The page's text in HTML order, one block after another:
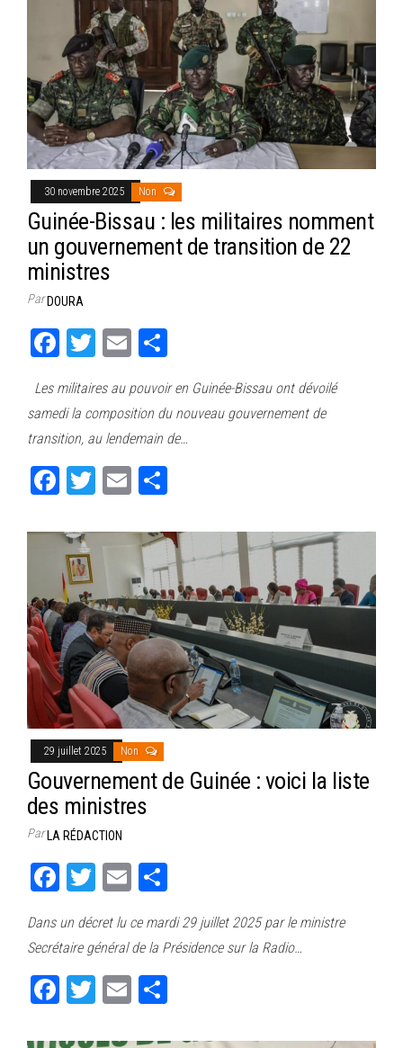
30 novembre 2025 Non
Guinée-Bissau : les militaires nomment
un gouvernement de transition de 22
ministres
ParDOURA
Fa
bo
ok
T
tt
er
E
ail ag
er
Les militaires au pouvoir en Guinée-Bissau ont dévoilé
samedi la composition du nouveau gouvernement de
transition, au lendemain de…
Fa
bo
ok
T
tt
E
ail ag
er
29 juillet 2025 Non
Gouvernement de Guinée : voici la liste
des ministres
ParLA RÉDACTION
Fa
bo
ok
T
tt
er
E
ail ag
er
Dans un décret lu ce mardi 29 juillet 2025 par le ministre
Secrétaire général de la Présidence sur la Radio…
Fa T
E